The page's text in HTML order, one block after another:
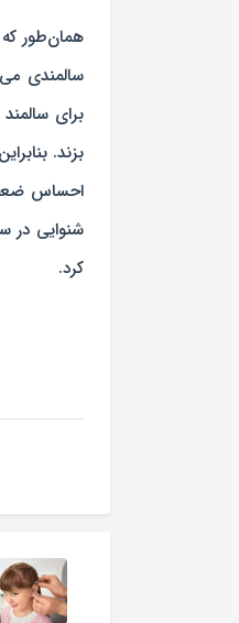
همان‌طور
سالمندی
برای
بزند.
احساس
شنوایی در
کرد.